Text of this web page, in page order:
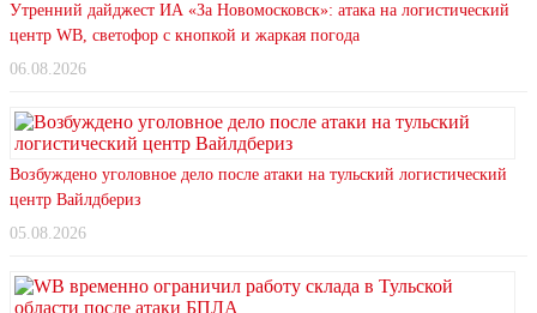
Утренний дайджест ИА «За Новомосковск»: атака на логистический
центр WB, светофор с кнопкой и жаркая погода
06.08.2026
Возбуждено уголовное дело после атаки на тульский логистический
центр Вайлдбериз
05.08.2026